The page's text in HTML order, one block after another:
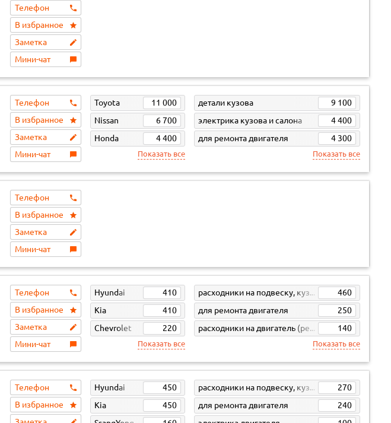
Телефон
В избранное
Заметка
Мини-чат
Телефон
В избранное
Заметка
Мини-чат
Toyota
11 000
Nissan
6 700
Honda
4 400
Показать все
детали кузова
9 100
электрика кузова и салона
4 400
для ремонта двигателя
4 300
Показать все
Телефон
В избранное
Заметка
Мини-чат
Телефон
В избранное
Заметка
Мини-чат
Hyundai
410
Kia
410
Chevrolet
220
Показать все
расходники на подвеску, кузов, кпп
460
для ремонта двигателя
250
расходники на двигатель (ремни, свечи, фильтра)
140
Показать все
Телефон
В избранное
Hyundai
450
Kia
450
расходники на подвеску, кузов, кпп
270
для ремонта двигателя
240